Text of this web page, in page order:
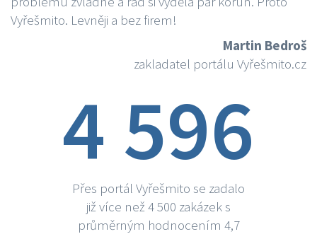
Vyřešmito. Levněji a bez firem!
Martin Bedroš
zakladatel portálu Vyřešmito.cz
4 596
Přes portál Vyřešmito se zadalo
již více než 4 500 zakázek s
průměrným hodnocením 4,7